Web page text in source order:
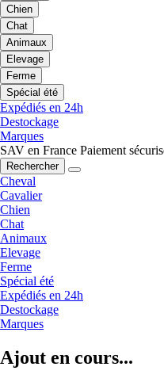
Chien
Chat
Animaux
Elevage
Ferme
Spécial été
Expédiés en 24h
Destockage
Marques
SAV en France Paiement
Rechercher
Cheval
Cavalier
Chien
Chat
Animaux
Elevage
Ferme
Spécial été
Expédiés en 24h
Destockage
Marques
Ajout en cours...